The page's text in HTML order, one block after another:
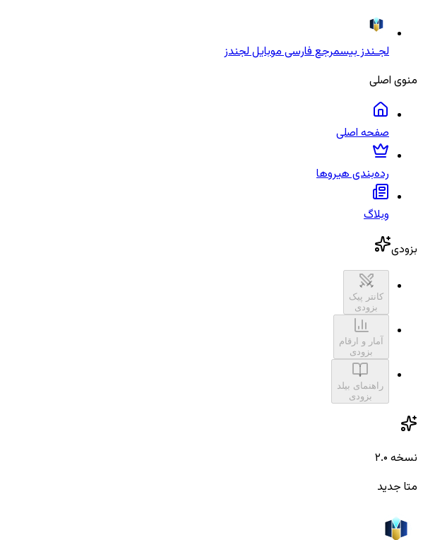
لجـندز بیسمرجع فارسی موبایل لجندز
منوی اصلی
صفحه اصلی
رده‌بندی هیروها
وبلاگ
بزودی
کانتر پیک
بزودی
آمار و ارقام
بزودی
راهنمای بیلد
بزودی
نسخه ۲.۰
متا جدید